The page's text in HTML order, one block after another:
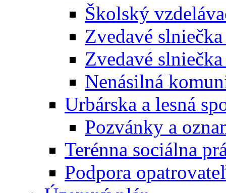
Školský
Zvedavé
Zvedavé
Nenásilná
Urbárska a lesná
Pozvánky a
Terénna sociálna
Podpora